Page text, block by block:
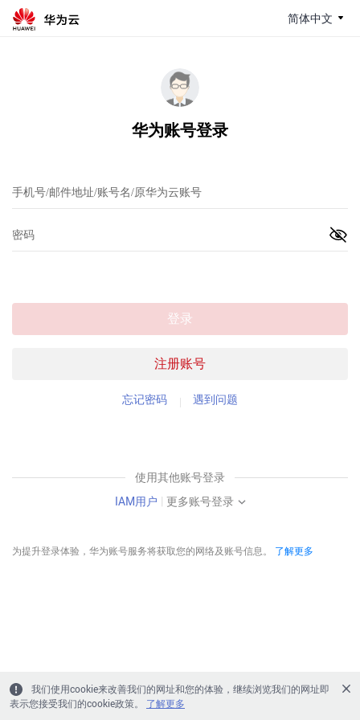
简体中文
华为账号登录
注册账号
登录
忘记密码 遇到问题
使用其他账号登录
IAM用户 | 更多账号登录
为提升登录体验，华为账号服务将获取您的网络及账号信息。 了解更多
我们使用cookie来改善我们的网址和您的体验，继续浏览我们的网址即
表示您接受我们的cookie政策。
了解更多